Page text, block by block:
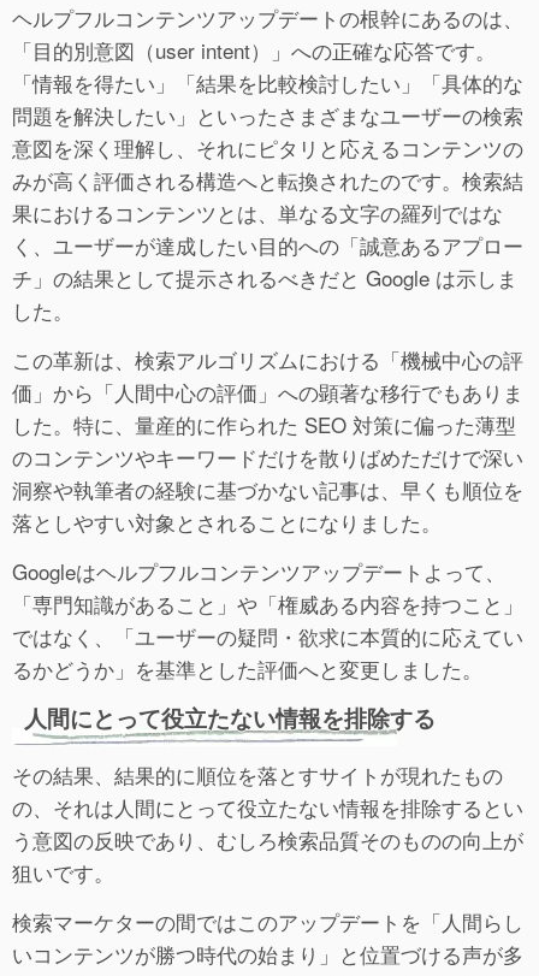
ヘルプフルコンテンツアップデートの根幹にあるのは、
「目的別意図（user intent）」への正確な応答です。
「情報を得たい」「結果を比較検討したい」「具体的な
問題を解決したい」といったさまざまなユーザーの検索
意図を深く理解し、それにピタリと応えるコンテンツの
みが高く評価される構造へと転換されたのです。検索結
果におけるコンテンツとは、単なる文字の羅列ではな
く、ユーザーが達成したい目的への「誠意あるアプロー
チ」の結果として提示されるべきだと Google は示しま
した。
この革新は、検索アルゴリズムにおける「機械中心の評
価」から「人間中心の評価」への顕著な移行でもありま
した。特に、量産的に作られた SEO 対策に偏った薄型
のコンテンツやキーワードだけを散りばめただけで深い
洞察や執筆者の経験に基づかない記事は、早くも順位を
落としやすい対象とされることになりました。
Googleはヘルプフルコンテンツアップデートよって、
「専門知識があること」や「権威ある内容を持つこと」
ではなく、「ユーザーの疑問・欲求に本質的に応えてい
るかどうか」を基準とした評価へと変更しました。
人間にとって役立たない情報を排除する
その結果、結果的に順位を落とすサイトが現れたもの
の、それは人間にとって役立たない情報を排除するとい
う意図の反映であり、むしろ検索品質そのものの向上が
狙いです。
検索マーケターの間ではこのアップデートを「人間らし
いコンテンツが勝つ時代の始まり」と位置づける声が多